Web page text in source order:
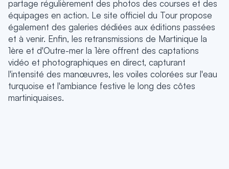
partage régulièrement des photos des courses et des
équipages en action. Le site officiel du Tour propose
également des galeries dédiées aux éditions passées
et à venir. Enfin, les retransmissions de Martinique la
1ère et d'Outre-mer la 1ère offrent des captations
vidéo et photographiques en direct, capturant
l'intensité des manœuvres, les voiles colorées sur l'eau
turquoise et l'ambiance festive le long des côtes
martiniquaises.